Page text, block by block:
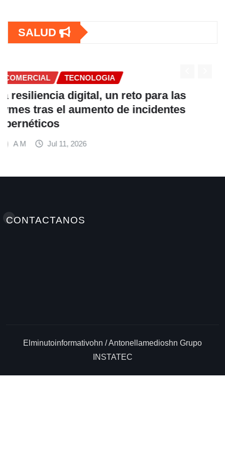
SALUD
COMERCIAL
Fundación Ficohsa fortalece la
alimentación escolar y promueve
hábitos saludables junto al Programa
Mundial de Alimentos y Nestlé
Elminutoinformativohn / Antonellamedioshn Grupo